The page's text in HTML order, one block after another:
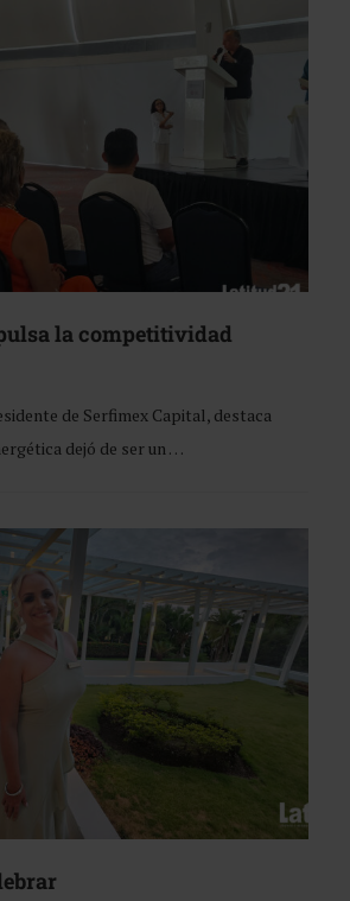
la competitividad
de Serfimex Capital, destaca
dejó de ser un …